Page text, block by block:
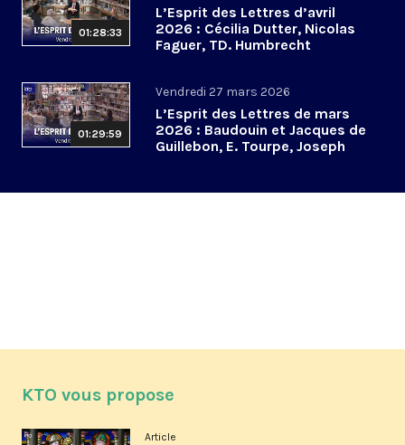
01:28:33
L’Esprit des Lettres d’avril
2026 : Cécilia Dutter, Nicolas
Faguer, TD. Humbrecht
01:29:59
Vendredi 27 mars 2026
L’Esprit des Lettres de mars
2026 : Baudouin et Jacques de
Guillebon, E. Tourpe, Joseph
KTO vous propose
Article